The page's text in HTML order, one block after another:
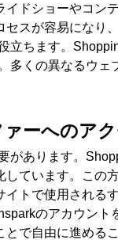
ドショーやコン
スが容易になり
立ちます。
多くの異なるウ
ーへのア
があります。
ています。この
イトで使用される
のアカウント
で自由に進める